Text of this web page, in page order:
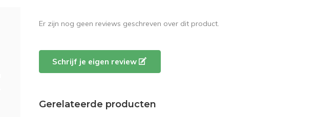
Er zijn nog geen reviews geschreven over dit product.
Schrijf je eigen review
Gerelateerde producten